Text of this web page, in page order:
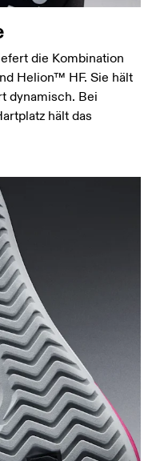
die Kombination
Helion™ HF. Sie hält
dynamisch. Bei
hält das